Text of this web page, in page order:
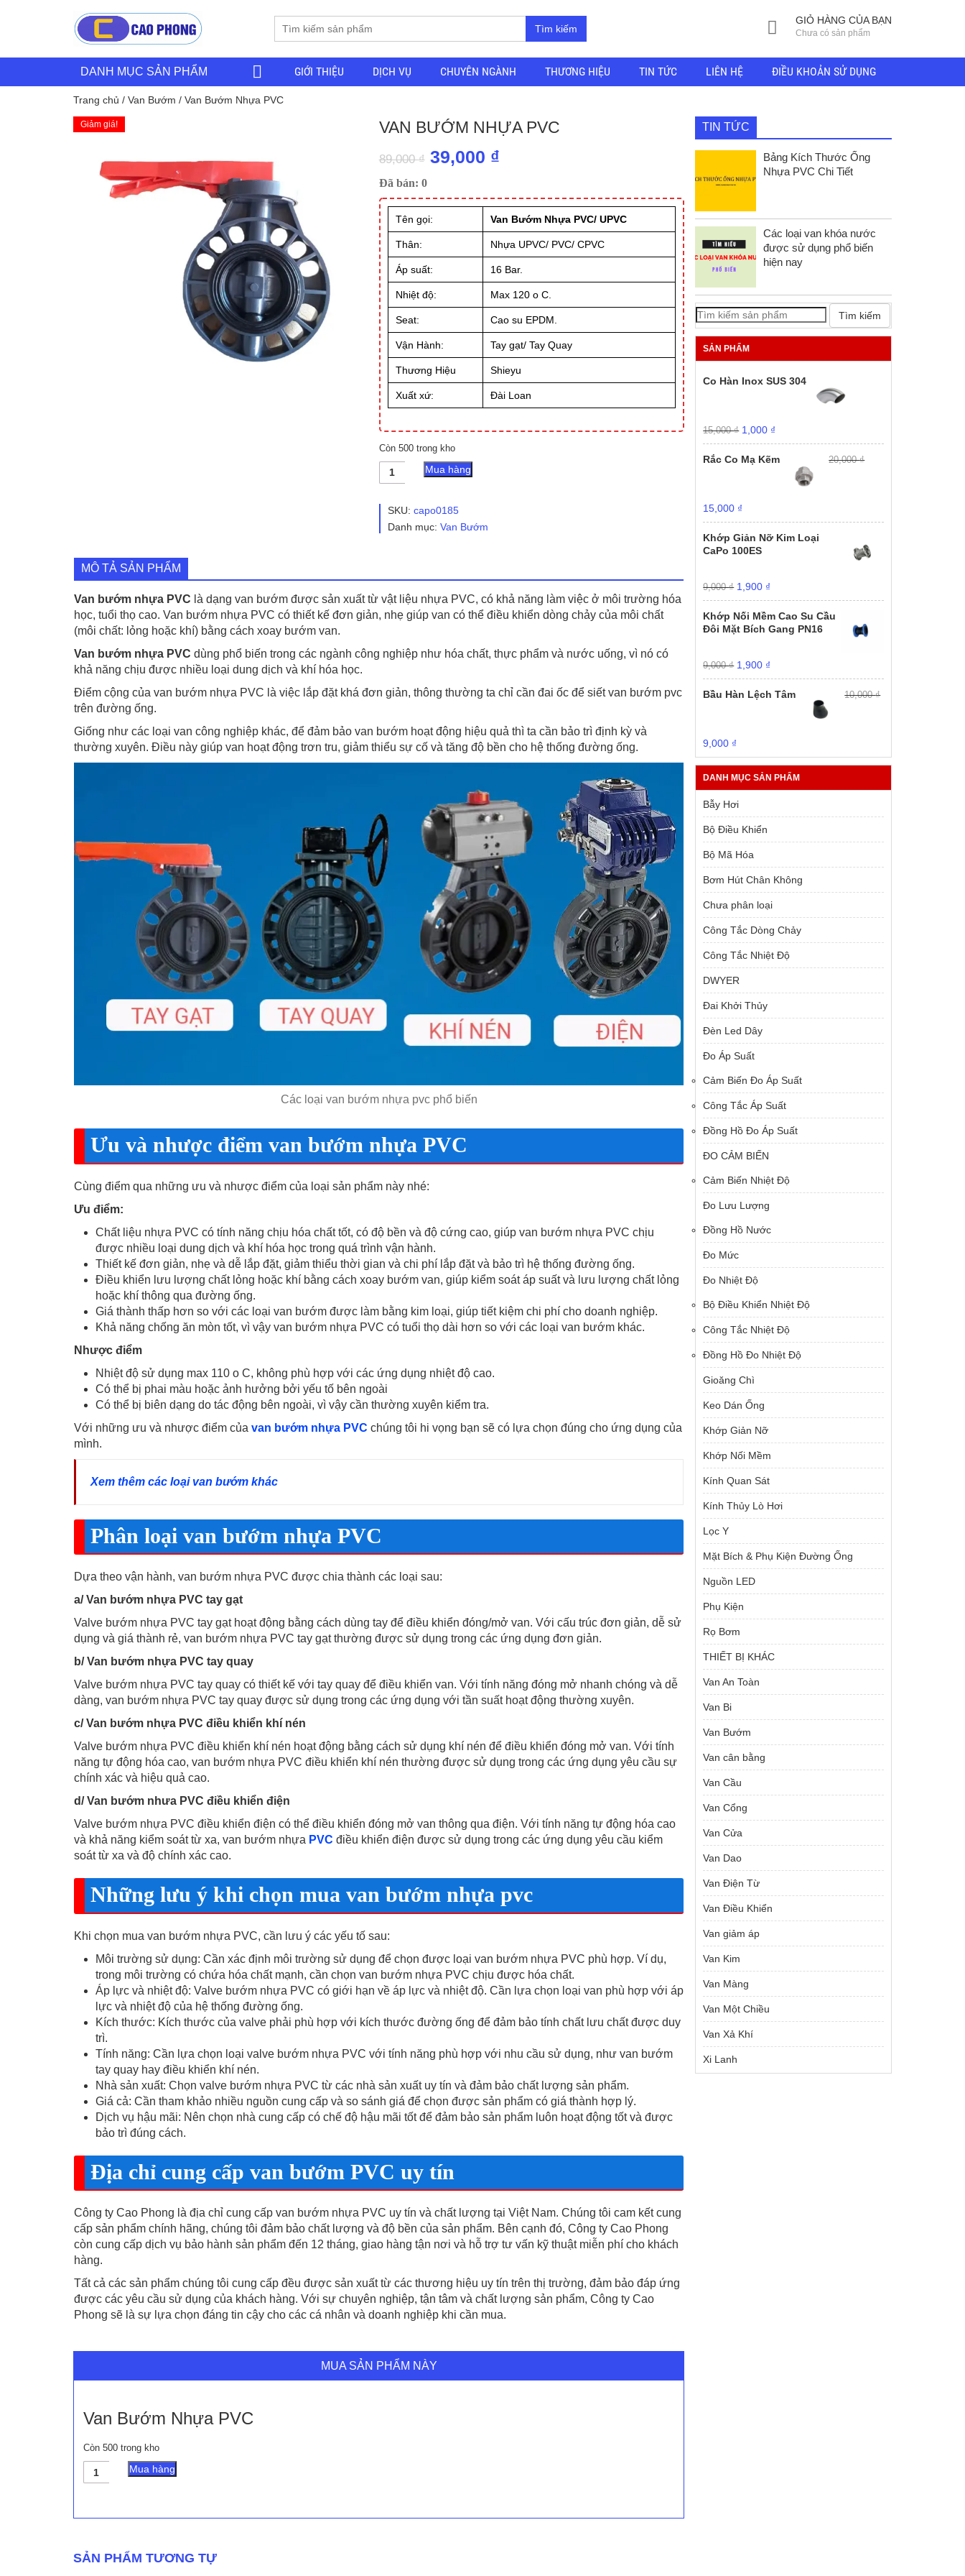
Tìm kiếm
GIỎ HÀNG CỦA BẠN
Chưa có sản phẩm
DANH MỤC SẢN PHẨM GIỚI THIỆU DỊCH VỤ CHUYÊN NGÀNH THƯƠNG HIỆU TIN TỨC LIÊN HỆ ĐIỀU KHOẢN SỬ DỤNG
Trang chủ / Van Bướm / Van Bướm Nhựa PVC
Giảm giá! VAN BƯỚM NHỰA PVC
89,000₫ Giá
là:
89,000 ₫.
39,000 ₫Giá
tại
là:
39,000 ₫.
Đã bán: 0
Tên gọi: Van Bướm Nhựa PVC/ UPVC
Thân: Nhựa UPVC/ PVC/ CPVC
Áp suất: 16 Bar.
Nhiệt độ: Max 120 o C.
Seat: Cao su EPDM.
Vận Hành: Tay gạt/ Tay Quay
Thương Hiệu Shieyu
Xuất xứ: Đài Loan
Còn 500 trong kho
Van
PVC
lượng
Mua hàng
SKU: capo0185
Danh mục: Van Bướm
MÔ TẢ SẢN PHẨM
Van bướm nhựa PVC là dạng van bướm được sản xuất từ vật liệu nhựa PVC, có khả năng làm việc ở môi trường hóa
học, tuổi thọ cao. Van bướm nhựa PVC có thiết kế đơn giản, nhẹ giúp van có thể điều khiển dòng chảy của môi chất
(môi chất: lỏng hoặc khí) bằng cách xoay bướm van.
Van bướm nhựa PVC dùng phổ biến trong các ngành công nghiệp như hóa chất, thực phẩm và nước uống, vì nó có
khả năng chịu được nhiều loại dung dịch và khí hóa học.
Điểm cộng của van bướm nhựa PVC là việc lắp đặt khá đơn giản, thông thường ta chỉ cần đai ốc để siết van bướm pvc
trên đường ống.
Giống như các loại van công nghiệp khác, để đảm bảo van bướm hoạt động hiệu quả thì ta cần bảo trì định kỳ và
thường xuyên. Điều này giúp van hoạt động trơn tru, giảm thiểu sự cố và tăng độ bền cho hệ thống đường ống.
Các loại van bướm nhựa pvc phổ biến
Ưu và nhược điểm van bướm nhựa PVC
Cùng điểm qua những ưu và nhược điểm của loại sản phẩm này nhé:
Ưu điểm:
Chất liệu nhựa PVC có tính năng chịu hóa chất tốt, có độ bền và độ cứng cao, giúp van bướm nhựa PVC chịu
được nhiều loại dung dịch và khí hóa học trong quá trình vận hành.
Thiết kế đơn giản, nhẹ và dễ lắp đặt, giảm thiểu thời gian và chi phí lắp đặt và bảo trì hệ thống đường ống.
Điều khiển lưu lượng chất lỏng hoặc khí bằng cách xoay bướm van, giúp kiểm soát áp suất và lưu lượng chất lỏng
hoặc khí thông qua đường ống.
Giá thành thấp hơn so với các loại van bướm được làm bằng kim loại, giúp tiết kiệm chi phí cho doanh nghiệp.
Khả năng chống ăn mòn tốt, vì vậy van bướm nhựa PVC có tuổi thọ dài hơn so với các loại van bướm khác.
Nhược điểm
Nhiệt độ sử dụng max 110 o C, không phù hợp với các ứng dụng nhiệt độ cao.
Có thể bị phai màu hoặc ảnh hưởng bởi yếu tố bên ngoài
Có thể bị biên dạng do tác động bên ngoài, vì vậy cần thường xuyên kiểm tra.
Với những ưu và nhược điểm của van bướm nhựa PVC chúng tôi hi vọng bạn sẽ có lựa chọn đúng cho ứng dụng của
mình.
Xem thêm các loại van bướm khác
Phân loại van bướm nhựa PVC
Dựa theo vận hành, van bướm nhựa PVC được chia thành các loại sau:
a/ Van bướm nhựa PVC tay gạt
Valve bướm nhựa PVC tay gạt hoạt động bằng cách dùng tay để điều khiển đóng/mở van. Với cấu trúc đơn giản, dễ sử
dụng và giá thành rẻ, van bướm nhựa PVC tay gạt thường được sử dụng trong các ứng dụng đơn giản.
b/ Van bướm nhựa PVC tay quay
Valve bướm nhựa PVC tay quay có thiết kế với tay quay để điều khiển van. Với tính năng đóng mở nhanh chóng và dễ
dàng, van bướm nhựa PVC tay quay được sử dụng trong các ứng dụng với tần suất hoạt động thường xuyên.
c/ Van bướm nhựa PVC điều khiển khí nén
Valve bướm nhựa PVC điều khiển khí nén hoạt động bằng cách sử dụng khí nén để điều khiển đóng mở van. Với tính
năng tự động hóa cao, van bướm nhựa PVC điều khiển khí nén thường được sử dụng trong các ứng dụng yêu cầu sự
chính xác và hiệu quả cao.
d/ Van bướm nhưa PVC điều khiển điện
Valve bướm nhựa PVC điều khiển điện có thể điều khiển đóng mở van thông qua điện. Với tính năng tự động hóa cao
và khả năng kiểm soát từ xa, van bướm nhựa PVC điều khiển điện được sử dụng trong các ứng dụng yêu cầu kiểm
soát từ xa và độ chính xác cao.
Những lưu ý khi chọn mua van bướm nhựa pvc
Khi chọn mua van bướm nhựa PVC, cần lưu ý các yếu tố sau:
Môi trường sử dụng: Cần xác định môi trường sử dụng để chọn được loại van bướm nhựa PVC phù hợp. Ví dụ,
trong môi trường có chứa hóa chất mạnh, cần chọn van bướm nhựa PVC chịu được hóa chất.
Áp lực và nhiệt độ: Valve bướm nhựa PVC có giới hạn về áp lực và nhiệt độ. Cần lựa chọn loại van phù hợp với áp
lực và nhiệt độ của hệ thống đường ống.
Kích thước: Kích thước của valve phải phù hợp với kích thước đường ống để đảm bảo tính chất lưu chất được duy
trì.
Tính năng: Cần lựa chọn loại valve bướm nhựa PVC với tính năng phù hợp với nhu cầu sử dụng, như van bướm
tay quay hay điều khiển khí nén.
Nhà sản xuất: Chọn valve bướm nhựa PVC từ các nhà sản xuất uy tín và đảm bảo chất lượng sản phẩm.
Giá cả: Cần tham khảo nhiều nguồn cung cấp và so sánh giá để chọn được sản phẩm có giá thành hợp lý.
Dịch vụ hậu mãi: Nên chọn nhà cung cấp có chế độ hậu mãi tốt để đảm bảo sản phẩm luôn hoạt động tốt và được
bảo trì đúng cách.
Địa chỉ cung cấp van bướm PVC uy tín
Công ty Cao Phong là địa chỉ cung cấp van bướm nhựa PVC uy tín và chất lượng tại Việt Nam. Chúng tôi cam kết cung
cấp sản phẩm chính hãng, chúng tôi đảm bảo chất lượng và độ bền của sản phẩm. Bên cạnh đó, Công ty Cao Phong
còn cung cấp dịch vụ bảo hành sản phẩm đến 12 tháng, giao hàng tận nơi và hỗ trợ tư vấn kỹ thuật miễn phí cho khách
hàng.
Tất cả các sản phẩm chúng tôi cung cấp đều được sản xuất từ các thương hiệu uy tín trên thị trường, đảm bảo đáp ứng
được các yêu cầu sử dụng của khách hàng. Với sự chuyên nghiệp, tận tâm và chất lượng sản phẩm, Công ty Cao
Phong sẽ là sự lựa chọn đáng tin cậy cho các cá nhân và doanh nghiệp khi cần mua.
MUA SẢN PHẨM NÀY
Van Bướm Nhựa PVC
Còn 500 trong kho
Van
Bướm
số
Mua hàng
SẢN PHẨM TƯƠNG TỰ
TIN TỨC
Bảng Kích Thước Ống
Nhựa PVC Chi Tiết
Các loại van khóa nước
được sử dụng phổ biến
hiện nay
Tìm kiếm
SẢN PHẨM
Co Hàn Inox SUS 304
15,000₫ Giá
gốc
là:
15,000 ₫.
1,000 ₫
hiện
1,000 ₫.
Rắc Co Mạ Kẽm 20,000₫
Giá
gốc
là:
20,000 ₫.
15,000 ₫
hiện
tại
là:
Khớp Giản Nỡ Kim Loại
CaPo 100ES
9,000₫ Giá
gốc
là:
9,000 ₫.
1,900 ₫
hiện
tại
là:
1,900 ₫.
Khớp Nối Mềm Cao Su Cầu
Đôi Mặt Bích Gang PN16
9,000₫ Giá
gốc
9,000 ₫.
1,900 ₫
hiện
tại
Bầu Hàn Lệch Tâm 10,000₫
Giá
gốc
là:
10,000 ₫.
9,000 ₫
hiện
tại
là:
9,000 ₫.
DANH MỤC SẢN PHẨM
Bẫy Hơi
Bộ Điều Khiển
Bộ Mã Hóa
Bơm Hút Chân Không
Chưa phân loại
Công Tắc Dòng Chảy
Công Tắc Nhiệt Độ
DWYER
Đai Khởi Thủy
Đèn Led Dây
Đo Áp Suất
Cảm Biến Đo Áp Suất
Công Tắc Áp Suất
Đồng Hồ Đo Áp Suất
ĐO CẢM BIẾN
Cảm Biến Nhiệt Độ
Đo Lưu Lượng
Đồng Hồ Nước
Đo Mức
Đo Nhiệt Độ
Bộ Điều Khiển Nhiệt Độ
Công Tắc Nhiệt Độ
Đồng Hồ Đo Nhiệt Độ
Gioăng Chì
Keo Dán Ống
Khớp Giản Nỡ
Khớp Nối Mềm
Kính Quan Sát
Kính Thủy Lò Hơi
Lọc Y
Mặt Bích & Phụ Kiện Đường Ống
Nguồn LED
Phụ Kiện
Rọ Bơm
THIẾT BỊ KHÁC
Van An Toàn
Van Bi
Van Bướm
Van cân bằng
Van Cầu
Van Cổng
Van Cửa
Van Dao
Van Điện Từ
Van Điều Khiển
Van giảm áp
Van Kim
Van Màng
Van Một Chiều
Van Xả Khí
Xi Lanh